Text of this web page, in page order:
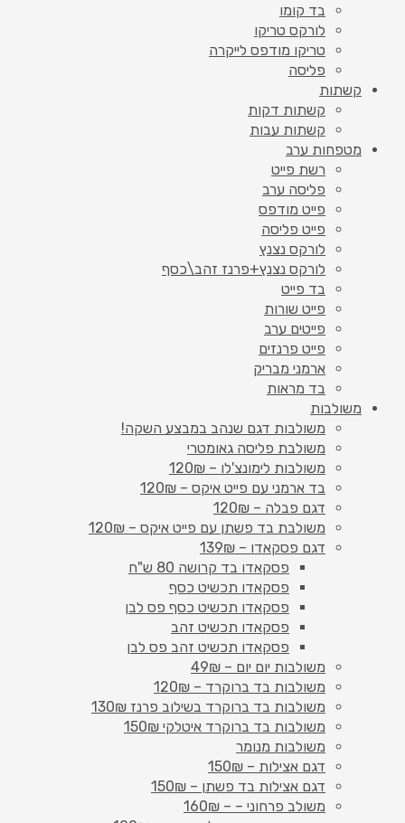
בד קומו
לורקס טריקו
טריקו מודפס לייקרה
פליסה
קשתות
קשתות דקות
קשתות עבות
מטפחות ערב
רשת פייט
פליסה ערב
פייט מודפס
פייט פליסה
לורקס נצנץ
לורקס נצנץ+פרנז זהב\כסף
בד פייט
פייט שורות
פייטים ערב
פייט פרנזים
ארמני מבריק
בד מראות
משולבות
משולבות דגם שנהב במבצע השקה!
משולבת פליסה גאומטרי
משולבות לימונצ'לו – 120₪
בד ארמני עם פייט איקס – 120₪
דגם פבלה – 120₪
משולבת בד פשתן עם פייט איקס – 120₪
דגם פסקאדו – 139₪
פסקאדו בד קרושה 80 ש"ח
פסקאדו תכשיט כסף
פסקאדו תכשיט כסף פס לבן
פסקאדו תכשיט זהב
פסקאדו תכשיט זהב פס לבן
משולבות יום יום – 49₪
משולבות בד ברוקרד – 120₪
משולבות בד ברוקרד בשילוב פרנז 130₪
משולבות בד ברוקרד איטלקי 150₪
משולבות מנומר
דגם אצילות – 150₪
דגם אצילות בד פשתן – 150₪
משולב פרחוני – – 160₪